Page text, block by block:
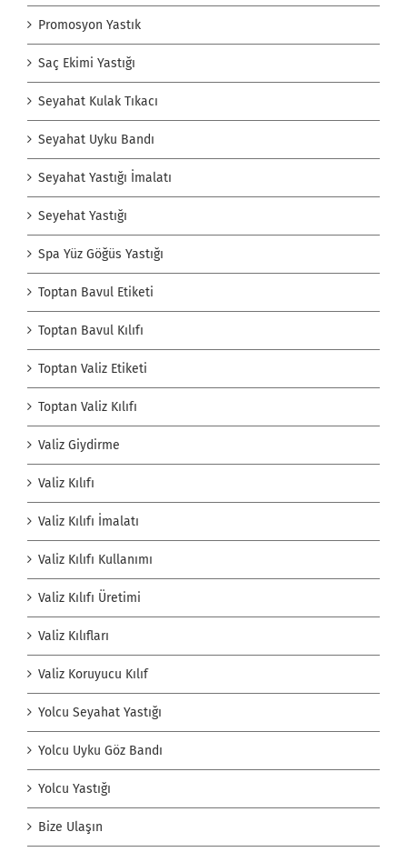
Promosyon Yastık
Saç Ekimi Yastığı
Seyahat Kulak Tıkacı
Seyahat Uyku Bandı
Seyahat Yastığı İmalatı
Seyehat Yastığı
Spa Yüz Göğüs Yastığı
Toptan Bavul Etiketi
Toptan Bavul Kılıfı
Toptan Valiz Etiketi
Toptan Valiz Kılıfı
Valiz Giydirme
Valiz Kılıfı
Valiz Kılıfı İmalatı
Valiz Kılıfı Kullanımı
Valiz Kılıfı Üretimi
Valiz Kılıfları
Valiz Koruyucu Kılıf
Yolcu Seyahat Yastığı
Yolcu Uyku Göz Bandı
Yolcu Yastığı
Bize Ulaşın